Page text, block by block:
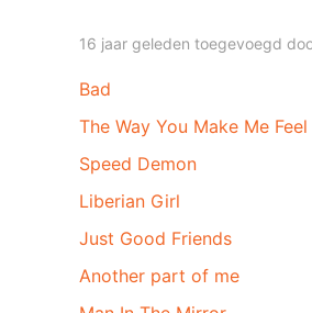
16 jaar geleden toegevoegd
Bad
The Way You Make Me Feel
Speed Demon
Liberian Girl
Just Good Friends
Another part of me